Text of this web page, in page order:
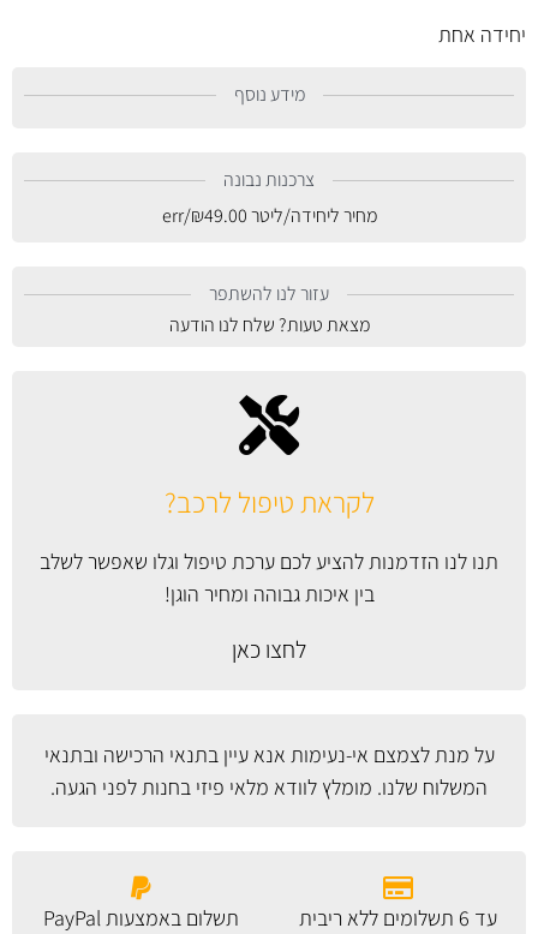
לקראת טיפול לרכב?
תנו לנו הזדמנות להציע לכם ערכת טיפול וגלו שאפשר לשלב
בין איכות גבוהה ומחיר הוגן!
לחצו כאן
על מנת לצמצם אי-נעימות אנא עייןבתנאי הרכישה ובתנאי
המשלוח שלנו. מומלץ לוודא מלאי פיזי בחנות לפני הגעה.
יחידה אחת
מידע נוסף
צרכנות נבונה
מחיר ליחידה/ליטר
₪49.00
/err
עזור לנו להשתפר
מצאת טעות? שלח לנו הודעה
עד 6 תשלומים ללא ריבית תשלום באמצעות PayPal